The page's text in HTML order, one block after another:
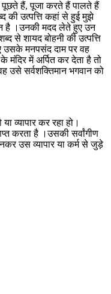
पूछते हैं, पूजा करते हैं पालते हैं
की उत्पत्ति कहां से हुई मुझे
है ।उनकी मदद लेते हुए उन
से शायद बोहनी की उत्पत्ति
उसके मनपसंद दाम पर वह
में अर्पित कर देता है तो
उसे सर्वशक्तिमान भगवान को
व्यापार कर रहा हो।
करता है ।उसकी सर्वांगीण
उस व्यापार या कर्म से जुड़े